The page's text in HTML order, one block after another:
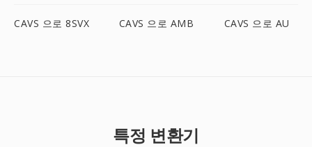
CAVS 으로 8SVX CAVS 으로 AMB CAVS 으로 AU
특정 변환기